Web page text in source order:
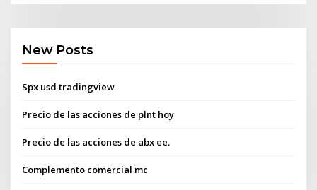
New Posts
Spx usd tradingview
Precio de las acciones de plnt hoy
Precio de las acciones de abx ee.
Complemento comercial mc